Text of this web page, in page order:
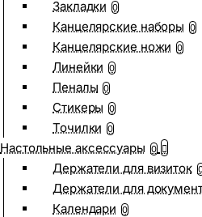
Закладки 0
Канцелярские наборы 0
Канцелярские ножи 0
Линейки 0
Пеналы 0
Стикеры 0
Точилки 0
Настольные аксессуары 0
Держатели для визиток
Держатели для
Календари 0